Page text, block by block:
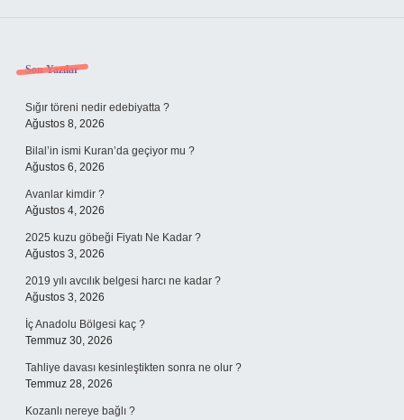
Sidebar
Son Yazılar
Sığır töreni nedir edebiyatta ?
Ağustos 8, 2026
Bilal’in ismi Kuran’da geçiyor mu ?
Ağustos 6, 2026
Avanlar kimdir ?
Ağustos 4, 2026
2025 kuzu göbeği Fiyatı Ne Kadar ?
Ağustos 3, 2026
2019 yılı avcılık belgesi harcı ne kadar ?
Ağustos 3, 2026
İç Anadolu Bölgesi kaç ?
Temmuz 30, 2026
Tahliye davası kesinleştikten sonra ne olur ?
Temmuz 28, 2026
Kozanlı nereye bağlı ?